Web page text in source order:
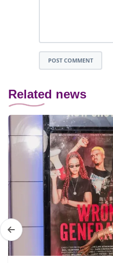
POST COMMENT
Related news